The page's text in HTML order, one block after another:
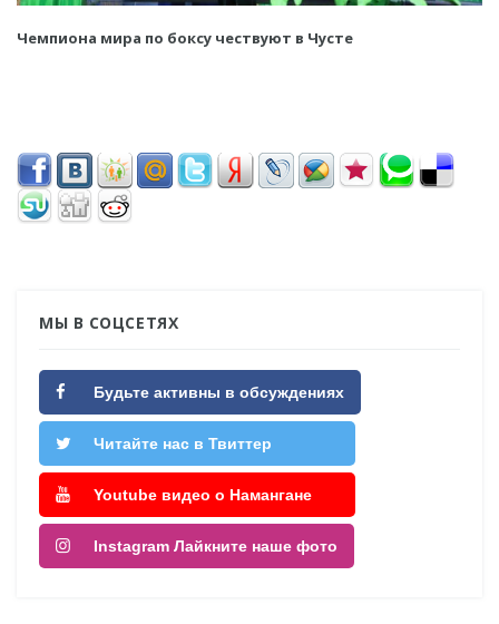
Чемпиона мира по боксу чествуют в Чусте
МЫ В СОЦСЕТЯХ
Будьте активны в обсуждениях
Читайте нас в Твиттер
Youtube видео о Намангане
Instagram Лайкните наше фото